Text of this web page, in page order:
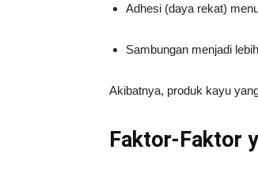
Adhesi (daya rekat)
Sambungan menjadi
Akibatnya, produk kayu
Faktor-Faktor